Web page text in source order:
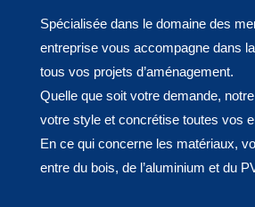
Spécialisée dans le domaine des
entreprise vous accompagne dans
tous vos projets d’aménagement.
Quelle que soit votre demande,
votre style et concrétise toutes vos
En ce qui concerne les matériaux,
entre du bois, de l’aluminium et du